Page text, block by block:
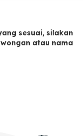
sesuai, silakan
atau nama